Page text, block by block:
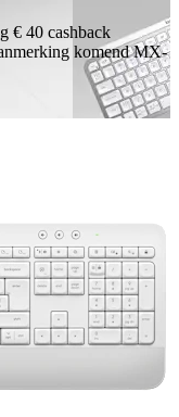
€ 40 cashback
komend MX-